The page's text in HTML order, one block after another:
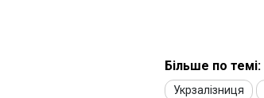
Більше по темі:
Укрзалізниця